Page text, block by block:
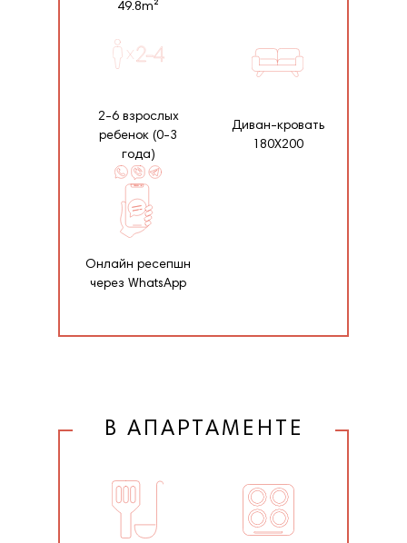
2-6 взрослых
ребенок (0-3
года)
49.8m²
Онлайн ресепшн
через WhatsApp
Диван-кровать
180Х200
В АПАРТАМЕНТЕ